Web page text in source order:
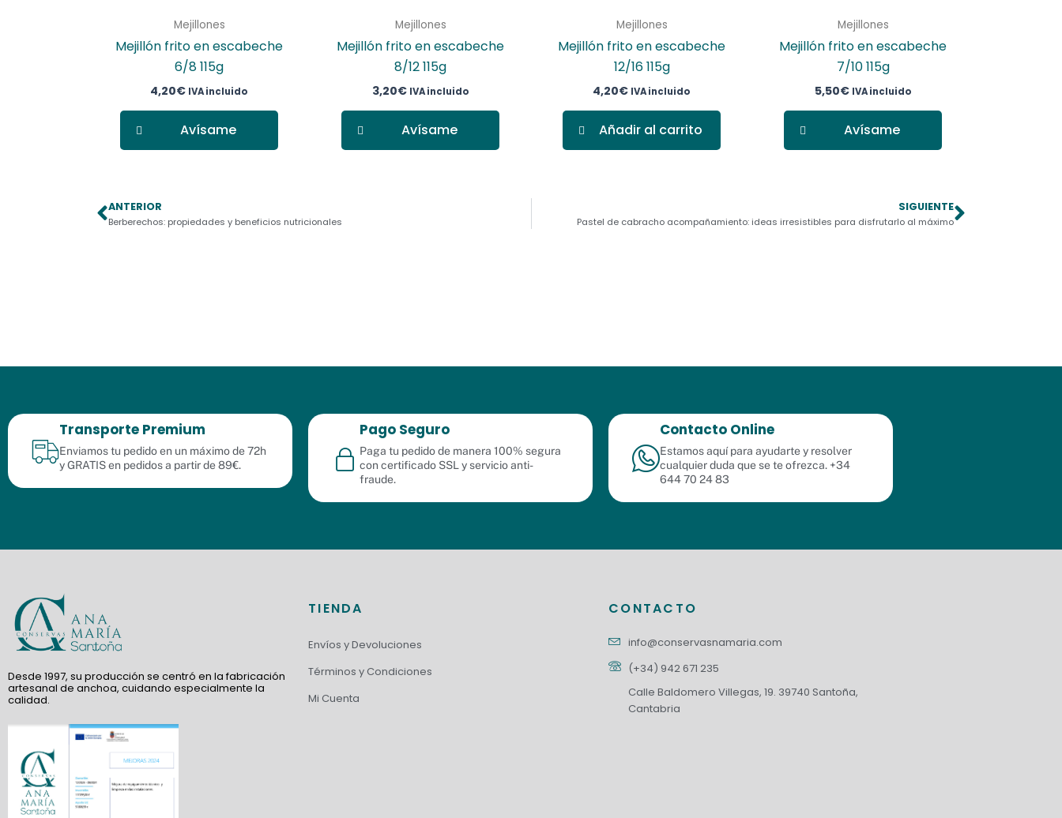
Mejillones
Mejillón frito en escabeche
6/8 115g
4,20€ IVA incluido
Avísame
Mejillones
Mejillón frito en escabeche
8/12 115g
3,20€ IVA incluido
Avísame
Mejillones
Mejillón frito en escabeche
12/16 115g
4,20€ IVA incluido
Añadir al carrito
Mejillones
Mejillón frito en escabeche
7/10 115g
5,50€ IVA incluido
Avísame
Ant
ANTERIOR
Berberechos: propiedades y beneficios nutricionales
SIGUIENTE
Pastel de cabracho acompañamiento: ideas irresistibles para disfrutarlo al máximoSiguiente
Transporte Premium
Enviamos tu pedido en un máximo de 72h
y GRATIS en pedidos a partir de 89€.
Pago Seguro
Paga tu pedido de manera 100% segura
con certificado SSL y servicio anti-
fraude.
Contacto Online
Estamos aquí para ayudarte y resolver
cualquier duda que se te ofrezca. +34
644 70 24 83
Desde 1997, su producción se centró en la fabricación
artesanal de anchoa, cuidando especialmente la
calidad.
TIENDA
Envíos y Devoluciones
Términos y Condiciones
Mi Cuenta
CONTACTO
info@conservasnamaria.com
(+34) 942 671 235
Calle Baldomero Villegas, 19. 39740 Santoña,
Cantabria